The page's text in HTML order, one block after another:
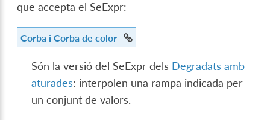
que accepta el SeExpr:
Corba i Corba de color
Són la versió del SeExpr dels Degradats amb
aturades: interpolen una rampa indicada per
un conjunt de valors.